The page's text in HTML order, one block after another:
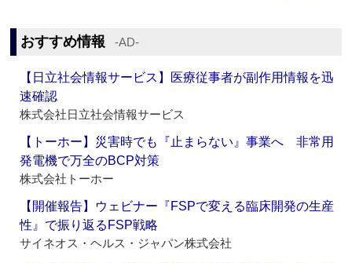
おすすめ情報 ‐AD‐
【日立社会情報サービス】医療従事者が副作用情報を迅
速確認
株式会社日立社会情報サービス
【トーホー】災害時でも『止まらない』事業へ 非常用
発電機で万全のBCP対策
株式会社トーホー
【開催報告】ウェビナー『FSPで変える臨床開発の生産
性』で振り返るFSP戦略
サイネオス・ヘルス・ジャパン株式会社